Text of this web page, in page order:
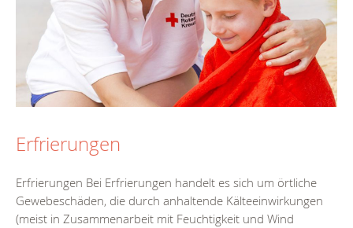
Erfrierungen
Erfrierungen Bei Erfrierungen handelt es sich um örtliche
Gewebeschäden, die durch anhaltende Kälteeinwirkungen
(meist in Zusammenarbeit mit Feuchtigkeit und Wind